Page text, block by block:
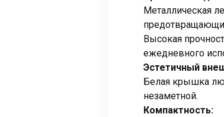
Металлическая
Высокая
ежедневного
Эстетичный
Белая крышка
незаметной.
Компактность: